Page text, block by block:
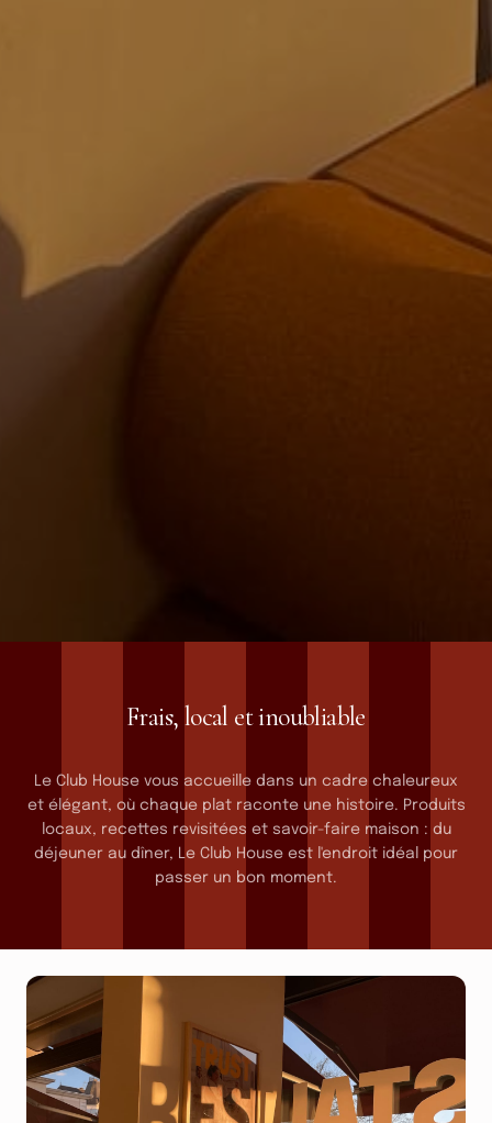
& BAR
Frais, local et inoubliable
Le Club House vous accueille dans un cadre chaleureux
et élégant, où chaque plat raconte une histoire. Produits
locaux, recettes revisitées et savoir-faire maison : du
déjeuner au dîner, Le Club House est l'endroit idéal pour
passer un bon moment.